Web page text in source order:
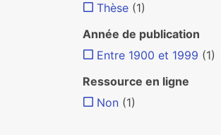
Thèse (1)
Année de publication
Entre 1900 et 1999 (1)
Ressource en ligne
Non (1)